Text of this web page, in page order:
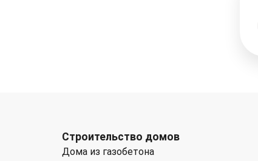
Строительство домов
Дома из газобетона